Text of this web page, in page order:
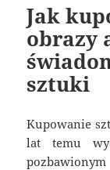
Jak
obrazy
sztuki
Kupowanie
lat temu